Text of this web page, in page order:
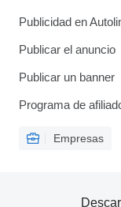
Publicidad en
Publicar el anuncio
Publicar un banner
Programa de
Empresas